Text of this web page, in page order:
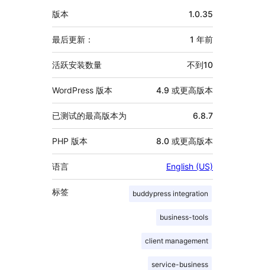
额
外
信
息
版本 1.0.35
最后更新： 1 年前
活跃安装数量 不到10
WordPress 版本 4.9 或更高版本
已测试的最高版本为 6.8.7
PHP 版本 8.0 或更高版本
语言 English (US)
标签 buddypress integration
business-tools
client management
service-business